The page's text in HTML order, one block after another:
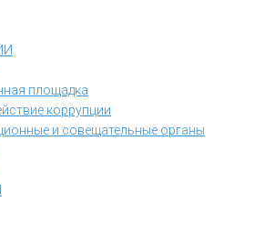
площадка
коррупции
и совещательные органы